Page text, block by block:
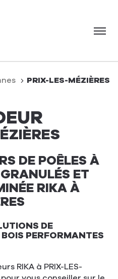
Menu
PRIX-LES-MÉZIÈRES
DE POÊLES À
ET
RIKA À
DE
PERFORMANTES
RIKA à PRIX-LES-